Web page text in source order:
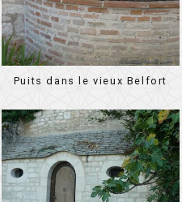
Puits dans le vieux Belfort